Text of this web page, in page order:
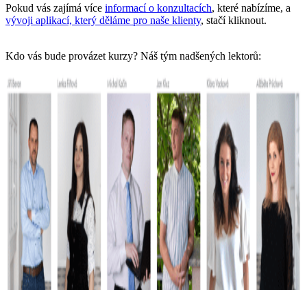
Pokud vás zajímá více informací o konzultacích, které nabízíme, a
vývoji aplikací, který děláme pro naše klienty, stačí kliknout.
Kdo vás bude provázet kurzy? Náš tým nadšených lektorů: